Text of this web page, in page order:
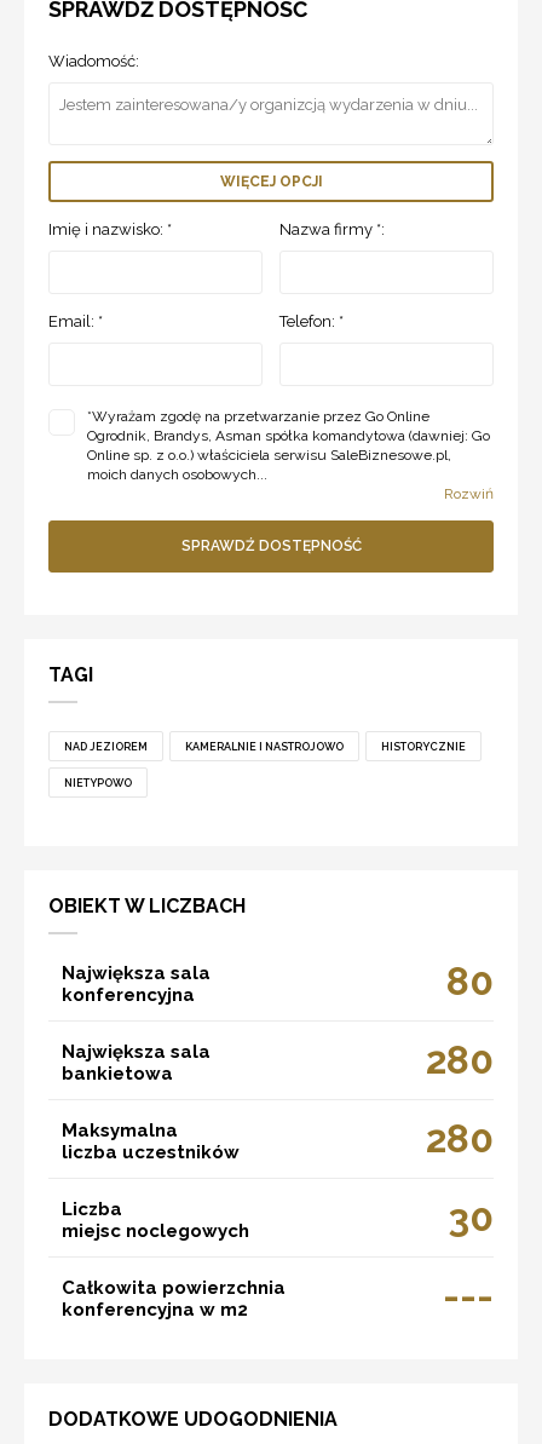
SPRAWDŹ DOSTĘPNOSĆ
Wiadomość:
WIĘCEJ OPCJI
Imię i nazwisko: * Nazwa firmy *:
Email: * Telefon: *
*Wyrażam zgodę na przetwarzanie przez Go Online
Ogrodnik, Brandys, Asman spółka komandytowa (dawniej: Go
Online sp. z o.o.) właściciela serwisu SaleBiznesowe.pl,
moich danych osobowych...
Rozwiń
SPRAWDŹ DOSTĘPNOŚĆ
TAGI
NAD JEZIOREM KAMERALNIE I NASTROJOWO HISTORYCZNIE
NIETYPOWO
OBIEKT W LICZBACH
Największa sala
konferencyjna
80
Największa sala
bankietowa
280
Maksymalna
liczba uczestników
280
Liczba
miejsc noclegowych
30
Całkowita powierzchnia
konferencyjna w m2
---
DODATKOWE UDOGODNIENIA